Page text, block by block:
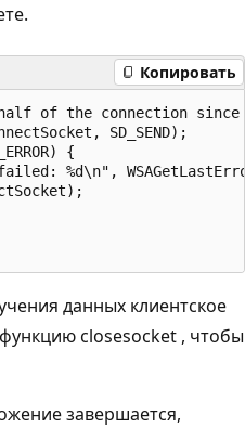
Копировать
of the connection
SD_SEND);
{
%d\n",
данных клиентское
closesocket , чтобы
завершается,